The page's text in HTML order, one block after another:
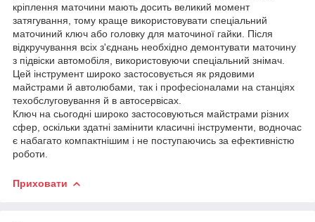
кріплення маточини мають досить великий момент
затягування, тому краще використовувати спеціальний
маточиний ключ або головку для маточиної гайки. Після
відкручування всіх з'єднань необхідно демонтувати маточину
з підвіски автомобіля, використовуючи спеціальний знімач.
Цей інструмент широко застосовується як рядовими
майстрами й автолюбами, так і професіоналами на станціях
техобслуговування й в автосервісах.
Ключ на сьогодні широко застосовуються майстрами різних
сфер, оскільки здатні замінити класичні інструменти, водночас
є набагато компактнішим і не поступаючись за ефективністю
роботи.
Приховати